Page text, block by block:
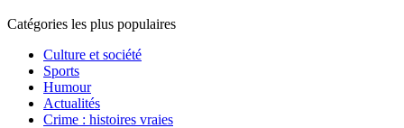
Catégories les plus populaires
Culture et société
Sports
Humour
Actualités
Crime : histoires vraies